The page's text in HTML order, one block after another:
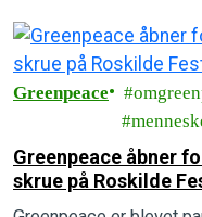
Greenpeace
Greenpeace åbner
skrue på Roskilde